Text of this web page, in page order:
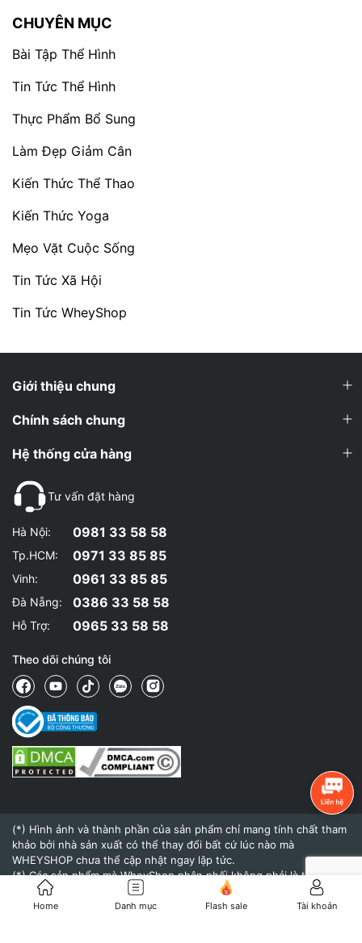
CHUYÊN MỤC
Bài Tập Thể Hình
Tin Tức Thể Hình
Thực Phẩm Bổ Sung
Làm Đẹp Giảm Cân
Kiến Thức Thể Thao
Kiến Thức Yoga
Mẹo Vặt Cuộc Sống
Tin Tức Xã Hội
Tin Tức WheyShop
Giới thiệu chung
Chính sách chung
Hệ thống cửa hàng
Tư vấn đặt hàng
Hà Nội: 0981 33 58 58
Tp.HCM: 0971 33 85 85
Vinh: 0961 33 85 85
Đà Nẵng: 0386 33 58 58
Hỗ Trợ: 0965 33 58 58
Theo dõi chúng tôi
(*) Hình ảnh và thành phần của sản phẩm chỉ mang tính chất tham
khảo bởi nhà sản xuất có thể thay đổi bất cứ lúc nào mà
WHEYSHOP chưa thể cập nhật ngay lập tức.
(*) Các sản phẩm mà WheyShop phân phối không phải là thuốc và
không có tác dụng thay thế thuốc chữa bệnh.
(*) Hiệu quả của sản phẩm khi sử dụng còn tùy thuộc vào cơ địa,
Home Danh mục Flash sale Tài khoản